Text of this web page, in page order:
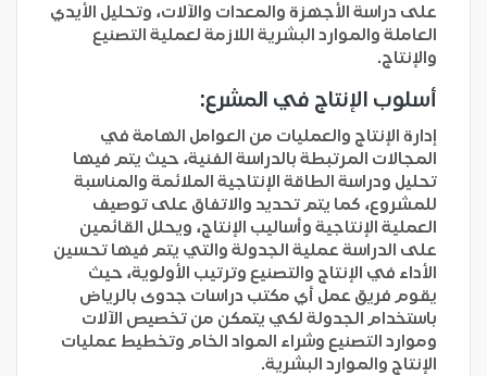
على دراسة الأجهزة والمعدات والآلات، وتحليل الأيدي
العاملة والموارد البشرية اللازمة لعملية التصنيع
والإنتاج.
أسلوب الإنتاج في المشرع:
إدارة الإنتاج والعمليات من العوامل الهامة في
المجالات المرتبطة بالدراسة الفنية، حيث يتم فيها
تحليل ودراسة الطاقة الإنتاجية الملائمة والمناسبة
للمشروع، كما يتم تحديد والاتفاق على توصيف
العملية الإنتاجية وأساليب الإنتاج، ويحلل القائمين
على الدراسة عملية الجدولة والتي يتم فيها تحسين
الأداء في الإنتاج والتصنيع وترتيب الأولوية، حيث
يقوم فريق عمل أي مكتب دراسات جدوى بالرياض
باستخدام الجدولة لكي يتمكن من تخصيص الآلات
وموارد التصنيع وشراء المواد الخام وتخطيط عمليات
الإنتاج والموارد البشرية.